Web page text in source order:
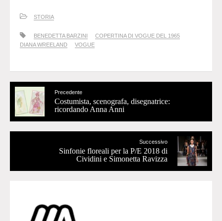
STORIA
BENEDETTA BARZINI
COPERTINA DI VOGUE DEL 1965
DIANA WREELAND
VOGUE
Precedente
Costumista, scenografa, disegnatrice:
ricordando Anna Anni
Successivo
Sinfonie floreali per la P/E 2018 di
Cividini e Simonetta Ravizza